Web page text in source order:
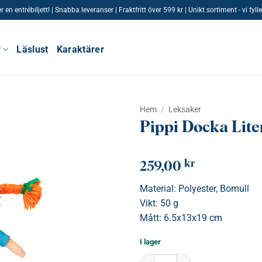
en entrébiljett! | Snabba leveranser | Fraktfritt över 599 kr | Unikt sortiment - vi
Läslust Karaktärer
Hem / Leksaker
Pippi Docka
259,00 kr
Material: Polyester, Bomull
Vikt: 50 g
Mått: 6.5x13x19 cm
I lager